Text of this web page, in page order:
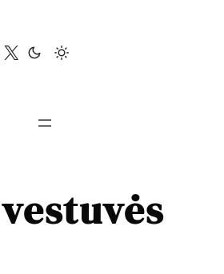
X
vestuvės